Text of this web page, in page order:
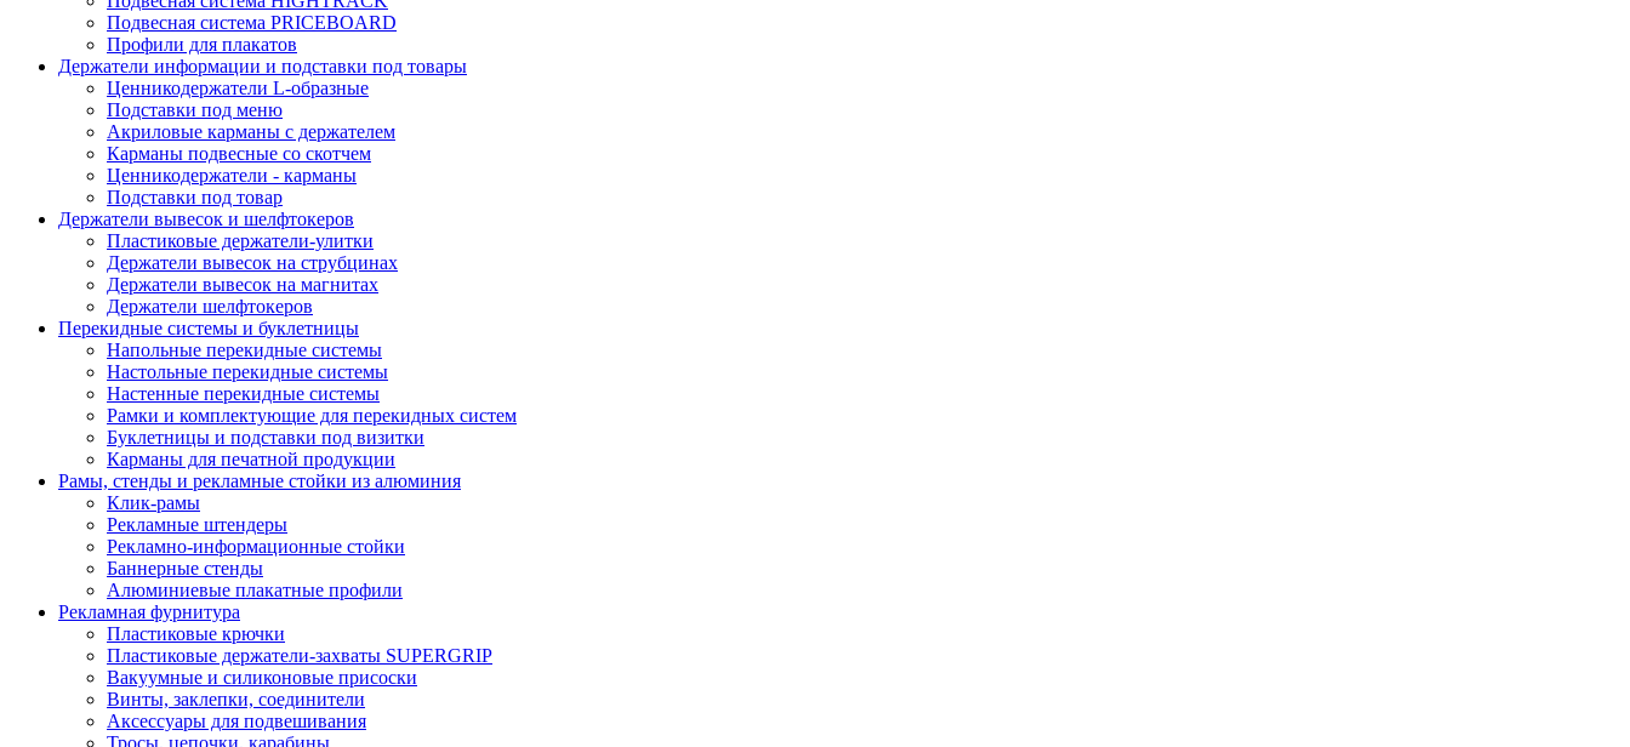
Подвесная система PRICEBOARD
Профили для плакатов
Держатели информации и подставки под товары
Ценникодержатели L-образные
Подставки под меню
Акриловые карманы с держателем
Карманы подвесные со скотчем
Ценникодержатели - карманы
Подставки под товар
Держатели вывесок и шелфтокеров
Пластиковые держатели-улитки
Держатели вывесок на струбцинах
Держатели вывесок на магнитах
Держатели шелфтокеров
Перекидные системы и буклетницы
Напольные перекидные системы
Настольные перекидные системы
Настенные перекидные системы
Рамки и комплектующие для перекидных систем
Буклетницы и подставки под визитки
Карманы для печатной продукции
Рамы, стенды и рекламные стойки из алюминия
Клик-рамы
Рекламные штендеры
Рекламно-информационные стойки
Баннерные стенды
Алюминиевые плакатные профили
Рекламная фурнитура
Пластиковые крючки
Пластиковые держатели-захваты SUPERGRIP
Вакуумные и силиконовые присоски
Винты, заклепки, соединители
Аксессуары для подвешивания